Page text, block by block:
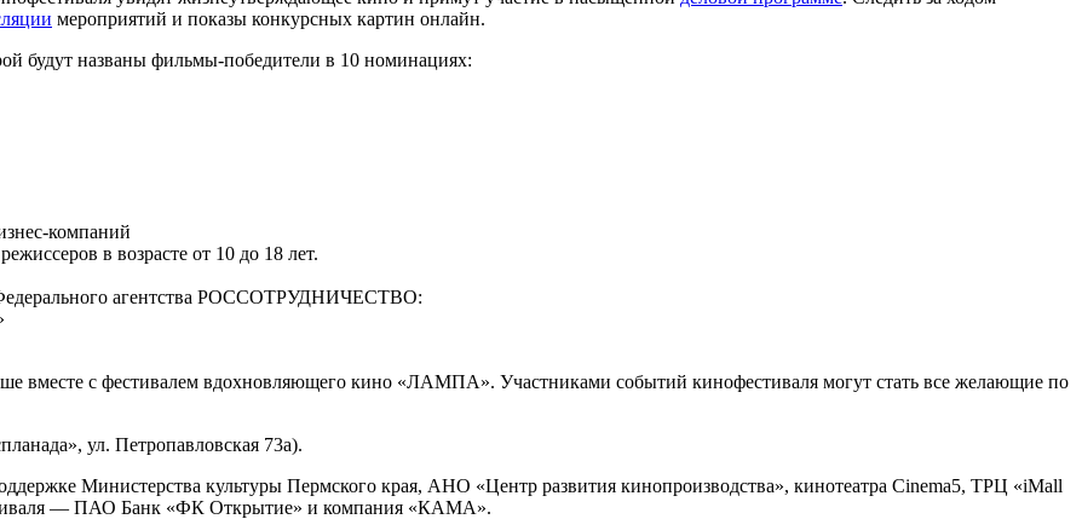
мероприятий и показы конкурсных картин онлайн.
будут названы фильмы-победители в 10 номинациях:
компаний
в возрасте от 10 до 18 лет.
агентства РОССОТРУДНИЧЕСТВО:
вместе с фестивалем вдохновляющего кино «ЛАМПА». Участниками событий кинофестиваля могут стать все желающие по
ул. Петропавловская 73а).
Министерства культуры Пермского края, АНО «Центр развития кинопроизводства», кинотеатра Cinema5, ТРЦ «iMall
— ПАО Банк «ФК Открытие» и компания «КАМА».